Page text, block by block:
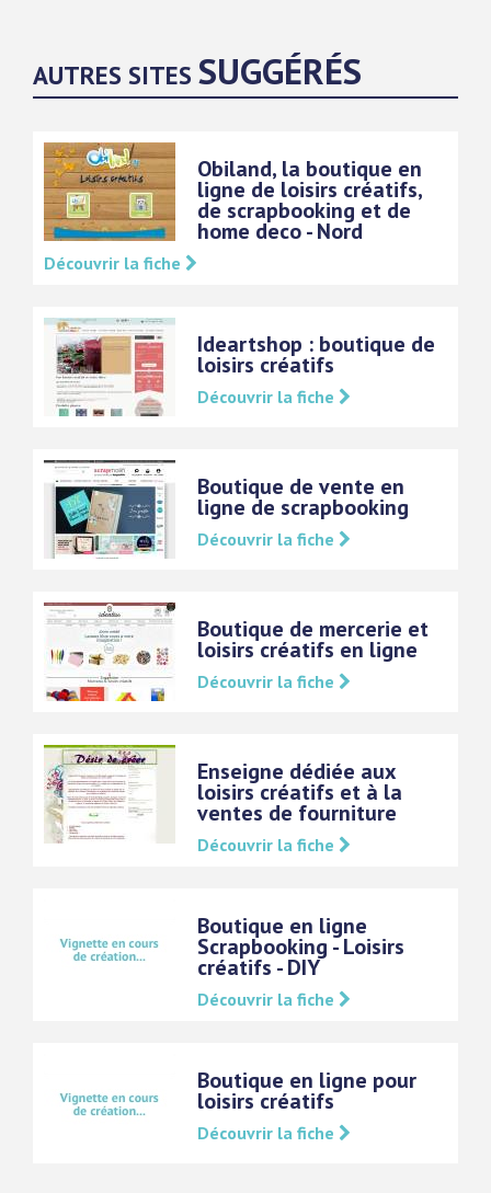
AUTRES SITES SUGGÉRÉS
Obiland, la boutique en
ligne de loisirs créatifs,
de scrapbooking et de
home deco - Nord
Découvrir la fiche
Ideartshop : boutique de
loisirs créatifs
Découvrir la fiche
Boutique de vente en
ligne de scrapbooking
Découvrir la fiche
Boutique de mercerie et
loisirs créatifs en ligne
Découvrir la fiche
Enseigne dédiée aux
loisirs créatifs et à la
ventes de fourniture
Découvrir la fiche
Boutique en ligne
Scrapbooking - Loisirs
créatifs - DIY
Découvrir la fiche
Boutique en ligne pour
loisirs créatifs
Découvrir la fiche